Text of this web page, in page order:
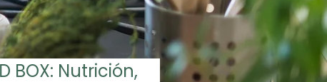
BOX: Nutrición,